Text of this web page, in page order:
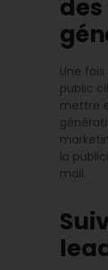
Une
public
mettre
la
mail.